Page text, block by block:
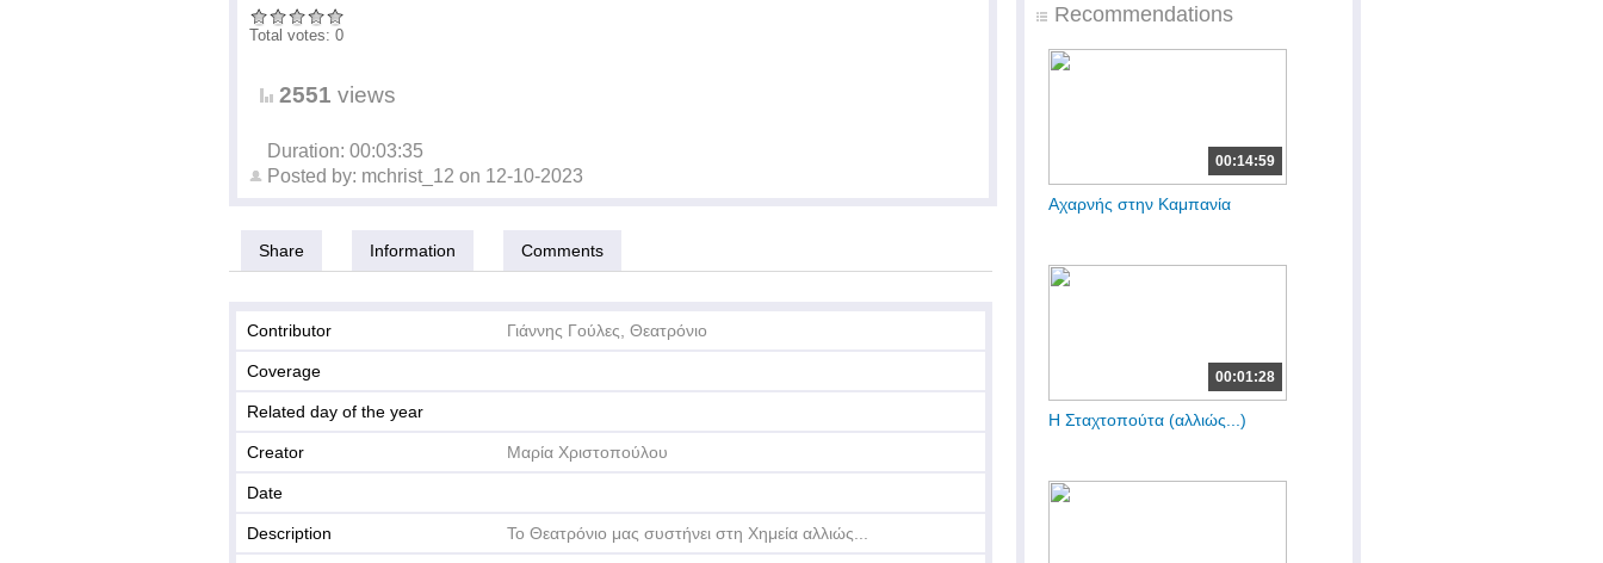
Recommendations
00:14:59
Αχαρνής στην Καμπανία
00:01:28
Η Σταχτοπούτα (αλλιώς...)
Total votes: 0
2551 views
Duration: 00:03:35
Posted by: mchrist_12 on 12-10-2023
Share Information Comments
Contributor Γιάννης Γούλες, Θεατρόνιο
Coverage
Related day of the year
Creator Μαρία Χριστοπούλου
Date
Description Το Θεατρόνιο μας συστήνει στη Χημεία αλλιώς...